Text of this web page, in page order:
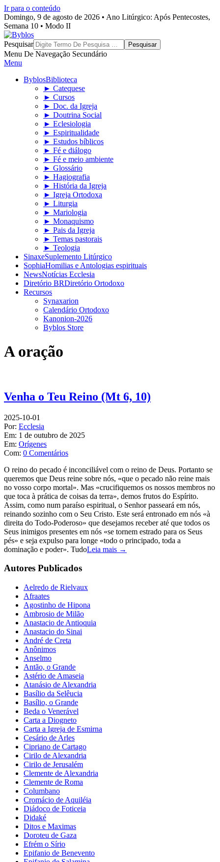
Ir para o conteúdo
Domingo, 9 de agosto de 2026 • Ano Litúrgico: Após Pentecostes,
Semana 10 • Modo II
Byblos
Pesquisar
Menu De Navegação Secundário
Menu
ByblosBiblioteca
► Catequese
► Cursos
► Doc. da Igreja
► Doutrina Social
► Eclesiologia
► Espiritualidade
► Estudos bíblicos
► Fé e diálogo
► Fé e meio ambiente
► Glossário
► Hagiografia
► História da Igreja
► Igreja Ortodoxa
► Liturgia
► Mariologia
► Monaquismo
► Pais da Igreja
► Temas pastorais
► Teologia
SinaxeSuplemento Litúrgico
SophiaHomilias e Antologias espirituais
NewsNotícias Ecclesia
Diretório BRDiretório Ortodoxo
Recursos
Synaxarion
Calendário Ortodoxo
Kanonion-2026
Byblos Store
A oração
Venha o Teu Reino (Mt 6, 10)
2025-10-01
Por: Ecclesia
Em: 1 de outubro de 2025
Em: Orígenes
Com: 0 Comentários
O reino do pecado é inconciliável com o reino de Deus. Portanto se
queremos que Deus reine sobre nós, «que o pecado não reine mais
no vosso corpo mortal». Mas «crucifiquemos os nossos membros no
que toca à prática de coisas da terra», demos frutos do Espírito.
Assim, como num paraíso espiritual, o Senhor passeará em nós,
reinando sozinho com o Seu Cristo. Este será entronado em nós «à
direita do Todo-Poderoso» que desejamos receber até que todos os
Seus inimigos presentes em nós «se tornem estrado para os Seus
pés» e seja expulso para longe «todo o principado, toda a
dominação e poder». TudoLeia mais →
Autores Publicados
Aelredo de Rielvaux
Afraates
Agostinho de Hipona
Ambrosio de Milão
Anastacio de Antioquia
Anastacio do Sinai
André de Creta
Anônimos
Anselmo
Antão, o Grande
Astério de Amaseia
Atanásio de Alexandria
Basílio da Selêucia
Basílio, o Grande
Beda o Venerável
Carta a Diogneto
Carta a Igreja de Esmirna
Cesário de Arles
Cipriano de Cartago
Cirilo de Alexandria
Cirilo de Jerusalém
Clemente de Alexandria
Clemente de Roma
Columbano
Cromácio de Aquiléia
Diádoco de Foticeia
Didaké
Ditos e Maximas
Doroteu de Gaza
Efrém o Sírio
Epifanio de Benevento